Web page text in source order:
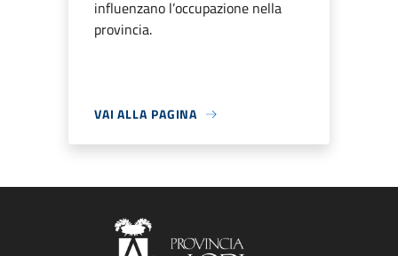
influenzano l’occupazione nella
provincia.
VAI ALLA PAGINA